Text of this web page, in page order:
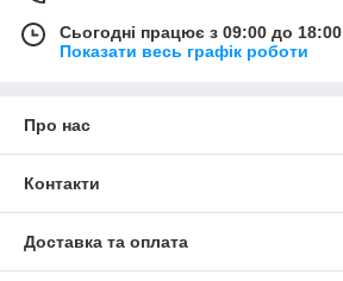
Сьогодні працює з 09:00 до 18:00
Показати весь графік роботи
Про нас
Контакти
Доставка та оплата